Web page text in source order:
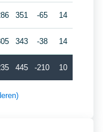
351 -65 14
343 -38 14
445 -210 10